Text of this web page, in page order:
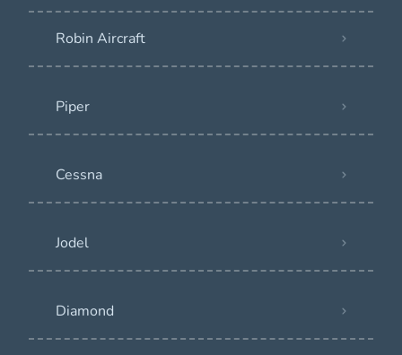
Robin Aircraft
Piper
Cessna
Jodel
Diamond